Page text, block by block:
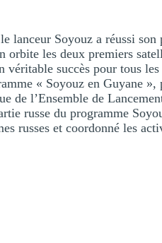
lanceur Soyouz a réussi
orbite les deux premiers
véritable succès pour tous
« Soyouz en Guyane »,
de l’Ensemble de
russe du programme
russes et coordonné les